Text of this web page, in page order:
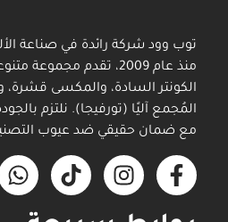
توب وود شركة رائدة في صناعة
منذ عام 2009، تقدم
الكونتر السادة، والمكسى قشرة،
المُجمع آليًا (تورفيجا). نلتزم
مع ضمان حقيقي ضد عيوب